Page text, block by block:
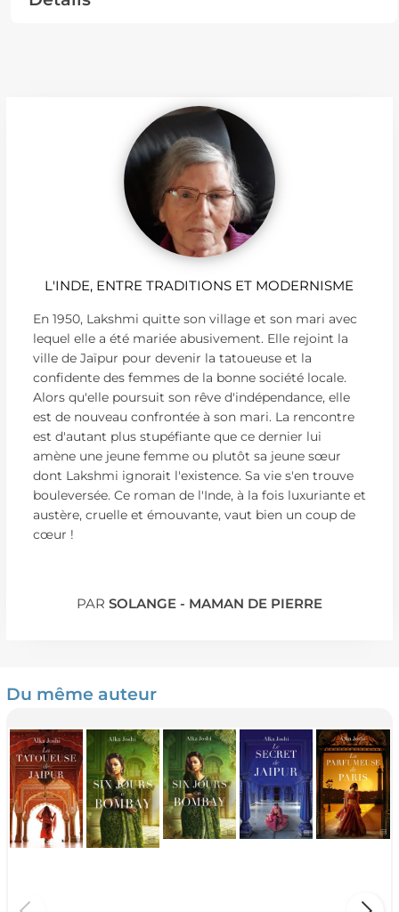
L'INDE, ENTRE TRADITIONS ET MODERNISME
En 1950, Lakshmi quitte son village et son mari avec
lequel elle a été mariée abusivement. Elle rejoint la
ville de Jaïpur pour devenir la tatoueuse et la
confidente des femmes de la bonne société locale.
Alors qu'elle poursuit son rêve d'indépendance, elle
est de nouveau confrontée à son mari. La rencontre
est d'autant plus stupéfiante que ce dernier lui
amène une jeune femme ou plutôt sa jeune sœur
dont Lakshmi ignorait l'existence. Sa vie s'en trouve
bouleversée. Ce roman de l'Inde, à la fois luxuriante et
austère, cruelle et émouvante, vaut bien un coup de
cœur !
PAR SOLANGE - MAMAN DE PIERRE
Du même auteur